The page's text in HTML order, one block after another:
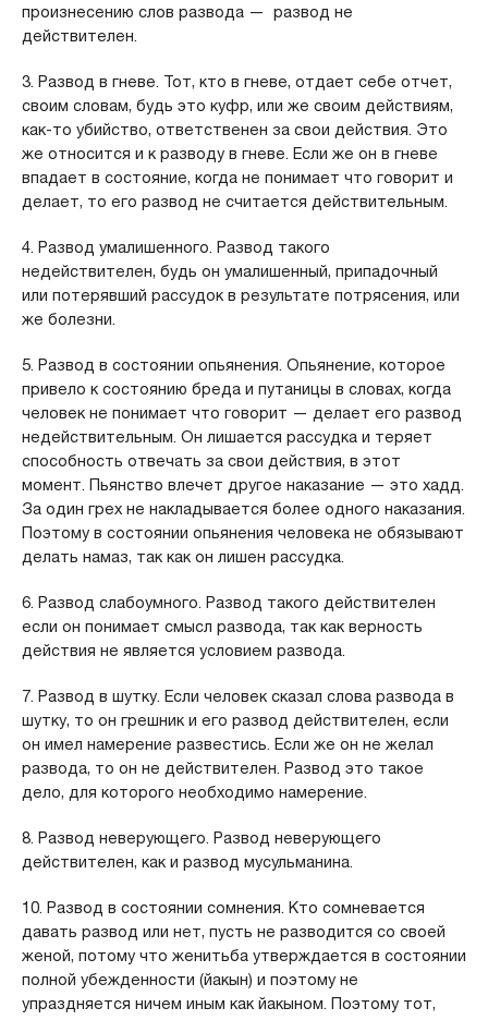
произнесению слов развода — развод не
действителен.
3. Развод в гневе. Тот, кто в гневе, отдает себе отчет,
своим словам, будь это куфр, или же своим действиям,
как-то убийство, ответственен за свои действия. Это
же относится и к разводу в гневе. Если же он в гневе
впадает в состояние, когда не понимает что говорит и
делает, то его развод не считается действительным.
4. Развод умалишенного. Развод такого
недействителен, будь он умалишенный, припадочный
или потерявший рассудок в результате потрясения, или
же болезни.
5. Развод в состоянии опьянения. Опьянение, которое
привело к состоянию бреда и путаницы в словах, когда
человек не понимает что говорит — делает его развод
недействительным. Он лишается рассудка и теряет
способность отвечать за свои действия, в этот
момент. Пьянство влечет другое наказание — это хадд.
За один грех не накладывается более одного наказания.
Поэтому в состоянии опьянения человека не обязывают
делать намаз, так как он лишен рассудка.
6. Развод слабоумного. Развод такого действителен
если он понимает смысл развода, так как верность
действия не является условием развода.
7. Развод в шутку. Если человек сказал слова развода в
шутку, то он грешник и его развод действителен, если
он имел намерение развестись. Если же он не желал
развода, то он не действителен. Развод это такое
дело, для которого необходимо намерение.
8. Развод неверующего. Развод неверующего
действителен, как и развод мусульманина.
10. Развод в состоянии сомнения. Кто сомневается
давать развод или нет, пусть не разводится со своей
женой, потому что женитьба утверждается в состоянии
полной убежденности (йакын) и поэтому не
упраздняется ничем иным как йакыном. Поэтому тот,